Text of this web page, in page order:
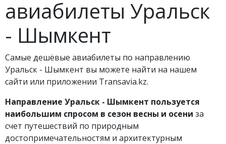
авиабилеты Уральск
- Шымкент
Самые дешёвые авиабилеты по направлению
Уральск - Шымкент вы можете найти на нашем
сайти или приложении Transavia.kz.
Направление Уральск - Шымкент пользуется
наибольшим спросом в сезон весны и осени за
счет путешествий по природным
достопримечательностям и архитектурным